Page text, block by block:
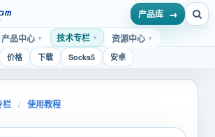
产品中心 ▼ 技术专栏 ▼ 资源中心 ▼
产品库
价格 下载 Socks5 安卓
栏 / 使用教程